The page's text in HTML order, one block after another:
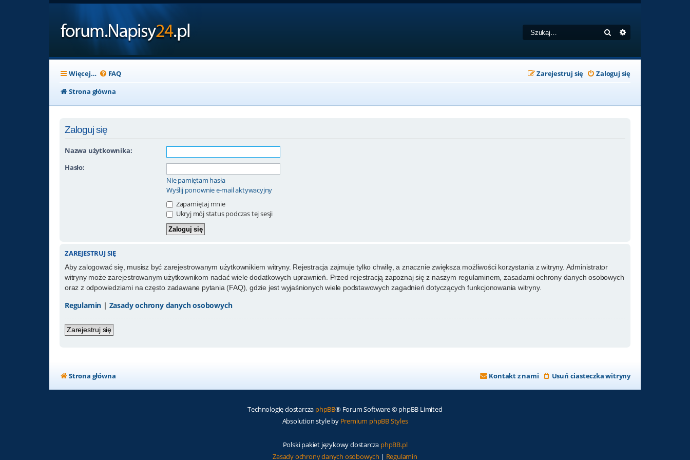
Szukaj
Więcej… FAQ Zaloguj się
Zarejestruj się
Strona główna
Zaloguj się
Nazwa użytkownika:
Hasło:
Nie pamiętam hasła
Wyślij ponownie e-mail aktywacyjny
Zapamiętaj mnie
Ukryj mój status podczas tej sesji
ZAREJESTRUJ SIĘ
Aby zalogować się, musisz być zarejestrowanym użytkownikiem witryny. Rejestracja zajmuje tylko chwilę, a znacznie zwiększa możliwości korzystania z witryny. Administrator
witryny może zarejestrowanym użytkownikom nadać wiele dodatkowych uprawnień. Przed rejestracją zapoznaj się z naszym regulaminem, zasadami ochrony danych osobowych
oraz z odpowiedziami na często zadawane pytania (FAQ), gdzie jest wyjaśnionych wiele podstawowych zagadnień dotyczących funkcjonowania witryny.
Regulamin | Zasady ochrony danych osobowych
Zarejestruj się
Strona główna Usuń ciasteczka witryny
Kontakt z nami
Technologię dostarcza phpBB® Forum Software © phpBB Limited
Absolution style by Premium phpBB Styles
Polski pakiet językowy dostarcza phpBB.pl
Zasady ochrony danych osobowych | Regulamin